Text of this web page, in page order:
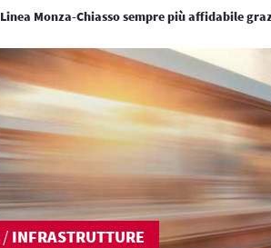
Linea Monza-Chiasso sempre più affidabile
/ INFRASTRUTTURE